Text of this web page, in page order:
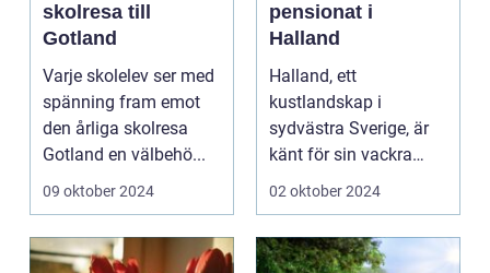
skolresa till
Gotland
Varje skolelev ser med
spänning fram emot
den årliga skolresa
Gotland en välbehö...
09 oktober 2024
pensionat i
Halland
Halland, ett
kustlandskap i
sydvästra Sverige, är
känt för sin vackra
natur, långa
02 oktober 2024